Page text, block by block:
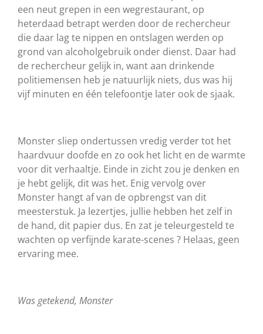
een neut grepen in een wegrestaurant, op
heterdaad betrapt werden door de rechercheur
die daar lag te nippen en ontslagen werden op
grond van alcoholgebruik onder dienst. Daar had
de rechercheur gelijk in, want aan drinkende
politiemensen heb je natuurlijk niets, dus was hij
vijf minuten en één telefoontje later ook de sjaak.
Monster sliep ondertussen vredig verder tot het
haardvuur doofde en zo ook het licht en de warmte
voor dit verhaaltje. Einde in zicht zou je denken en
je hebt gelijk, dit was het. Enig vervolg over
Monster hangt af van de opbrengst van dit
meesterstuk. Ja lezertjes, jullie hebben het zelf in
de hand, dit papier dus. En zat je teleurgesteld te
wachten op verfijnde karate-scenes ? Helaas, geen
ervaring mee.
Was getekend, Monster